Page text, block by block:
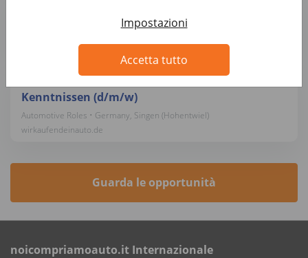
Impostazioni
Accetta tutto
Automotive Roles • Germany, Neumünster
Bürokraft / Servicemitarbeiter mit KFZ-
Kenntnissen (d/m/w)
Automotive Roles • Germany, Singen (Hohentwiel)
wirkaufendeinauto.de
Guarda le opportunità
noicompriamoauto.it Internazionale